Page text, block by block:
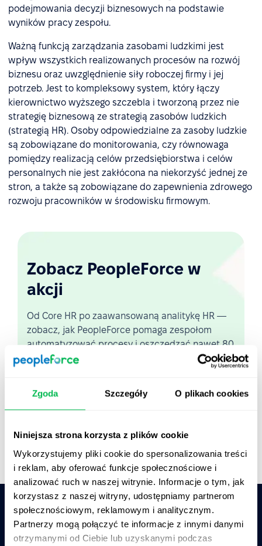
Zgoda Szczegóły O plikach cookies
Niniejsza strona korzysta z plików cookie
Wykorzystujemy pliki cookie do spersonalizowania treści
i reklam, aby oferować funkcje społecznościowe i
analizować ruch w naszej witrynie. Informacje o tym, jak
korzystasz z naszej witryny, udostępniamy partnerom
społecznościowym, reklamowym i analitycznym.
Partnerzy mogą połączyć te informacje z innymi danymi
otrzymanymi od Ciebie lub uzyskanymi podczas
podejmowania decyzji biznesowych na podstawie
wyników pracy zespołu.
Ważną funkcją zarządzania zasobami ludzkimi jest
wpływ wszystkich realizowanych procesów na rozwój
biznesu oraz uwzględnienie siły roboczej firmy i jej
potrzeb. Jest to kompleksowy system, który łączy
kierownictwo wyższego szczebla i tworzoną przez nie
strategię biznesową ze strategią zasobów ludzkich
(strategią HR). Osoby odpowiedzialne za zasoby ludzkie
są zobowiązane do monitorowania, czy równowaga
pomiędzy realizacją celów przedsiębiorstwa i celów
personalnych nie jest zakłócona na niekorzyść jednej ze
stron, a także są zobowiązane do zapewnienia zdrowego
rozwoju pracowników w środowisku firmowym.
Zobacz PeopleForce w
akcji
Od Core HR po zaawansowaną analitykę HR —
zobacz, jak PeopleForce pomaga zespołom
automatyzować procesy i oszczędzać nawet 80
godzin miesięcznie.
Zobacz demo na żywo
Zapytaj AI o podsumowanie PeopleForce:
ChatGPT
Claude Perplexity